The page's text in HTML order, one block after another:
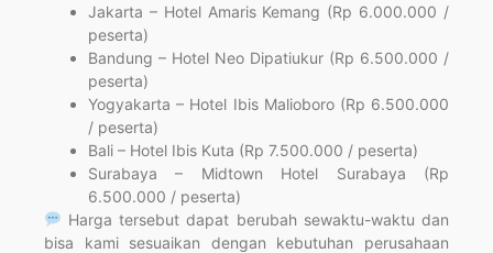
Jakarta – Hotel Amaris Kemang (Rp 6.000.000 /
peserta)
Bandung – Hotel Neo Dipatiukur (Rp 6.500.000 /
peserta)
Yogyakarta – Hotel Ibis Malioboro (Rp 6.500.000
/ peserta)
Bali – Hotel Ibis Kuta (Rp 7.500.000 / peserta)
Surabaya – Midtown Hotel Surabaya (Rp
6.500.000 / peserta)
Harga tersebut dapat berubah sewaktu-waktu dan
bisa kami sesuaikan dengan kebutuhan perusahaan